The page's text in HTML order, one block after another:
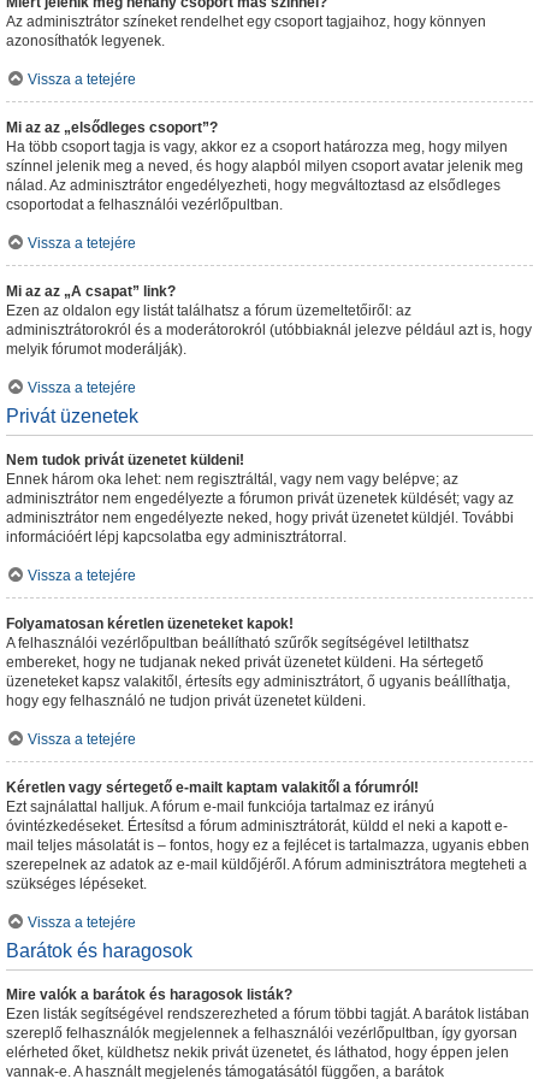
Az adminisztrátor színeket rendelhet egy csoport tagjaihoz, hogy könnyen
azonosíthatók legyenek.
Vissza a tetejére
Mi az az „elsődleges csoport”?
Ha több csoport tagja is vagy, akkor ez a csoport határozza meg, hogy milyen
színnel jelenik meg a neved, és hogy alapból milyen csoport avatar jelenik meg
nálad. Az adminisztrátor engedélyezheti, hogy megváltoztasd az elsődleges
csoportodat a felhasználói vezérlőpultban.
Vissza a tetejére
Mi az az „A csapat” link?
Ezen az oldalon egy listát találhatsz a fórum üzemeltetőiről: az
adminisztrátorokról és a moderátorokról (utóbbiaknál jelezve például azt is, hogy
melyik fórumot moderálják).
Vissza a tetejére
Privát üzenetek
Nem tudok privát üzenetet küldeni!
Ennek három oka lehet: nem regisztráltál, vagy nem vagy belépve; az
adminisztrátor nem engedélyezte a fórumon privát üzenetek küldését; vagy az
adminisztrátor nem engedélyezte neked, hogy privát üzenetet küldjél. További
információért lépj kapcsolatba egy adminisztrátorral.
Vissza a tetejére
Folyamatosan kéretlen üzeneteket kapok!
A felhasználói vezérlőpultban beállítható szűrők segítségével letilthatsz
embereket, hogy ne tudjanak neked privát üzenetet küldeni. Ha sértegető
üzeneteket kapsz valakitől, értesíts egy adminisztrátort, ő ugyanis beállíthatja,
hogy egy felhasználó ne tudjon privát üzenetet küldeni.
Vissza a tetejére
Kéretlen vagy sértegető e-mailt kaptam valakitől a fórumról!
Ezt sajnálattal halljuk. A fórum e-mail funkciója tartalmaz ez irányú
óvintézkedéseket. Értesítsd a fórum adminisztrátorát, küldd el neki a kapott e-
mail teljes másolatát is – fontos, hogy ez a fejlécet is tartalmazza, ugyanis ebben
szerepelnek az adatok az e-mail küldőjéről. A fórum adminisztrátora megteheti a
szükséges lépéseket.
Vissza a tetejére
Barátok és haragosok
Mire valók a barátok és haragosok listák?
Ezen listák segítségével rendszerezheted a fórum többi tagját. A barátok listában
szereplő felhasználók megjelennek a felhasználói vezérlőpultban, így gyorsan
elérheted őket, küldhetsz nekik privát üzenetet, és láthatod, hogy éppen jelen
vannak-e. A használt megjelenés támogatásától függően, a barátok